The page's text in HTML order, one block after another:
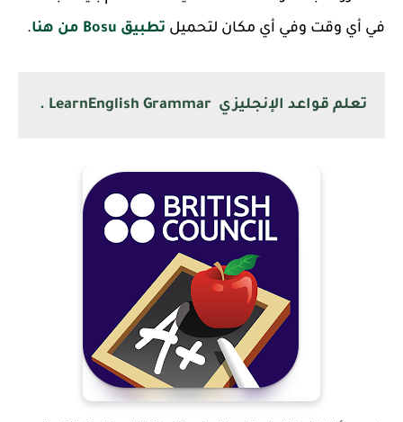
في أي وقت وفي أي مكان لتحميل تطبيق Bosu من هنا .
تعلم قواعد الإنجليزي LearnEnglish Grammar .